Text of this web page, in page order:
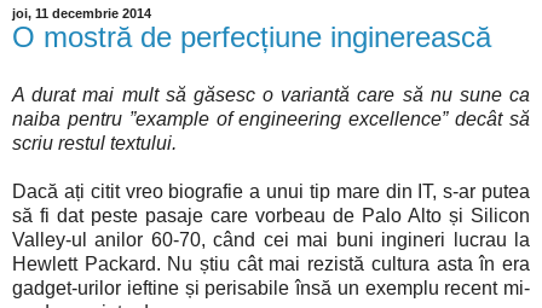
joi, 11 decembrie 2014
O mostră de perfecțiune inginerească
A durat mai mult să găsesc o variantă care să nu sune ca
naiba pentru ”example of engineering excellence” decât să
scriu restul textului.
Dacă ați citit vreo biografie a unui tip mare din IT, s-ar putea
să fi dat peste pasaje care vorbeau de Palo Alto și Silicon
Valley-ul anilor 60-70, când cei mai buni ingineri lucrau la
Hewlett Packard. Nu știu cât mai rezistă cultura asta în era
gadget-urilor ieftine și perisabile însă un exemplu recent mi-